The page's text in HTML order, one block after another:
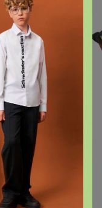
Орг.
включения в